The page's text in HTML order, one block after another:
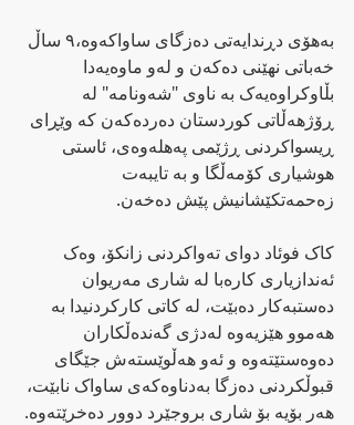
بەهۆی دڕندایەتی دەزگای ساواکەوە،٩ ساڵ
خەباتی نهێنی دەکەن و لەو ماوەیەدا
بڵاوکراوەیەک بە ناوی "شەونامە" لە
ڕۆژهەڵاتی کوردستان دەردەکەن کە وێڕای
ڕیسواکردنی ڕژێمی پەهلەوەی، ئاستی
هوشیاری کۆمەڵگا و بە تایبەت
زەحمەتکێشانیش پێش دەخەن.
کاک فوئاد دوای تەواکردنی زانکۆ، وەک
ئەندازیاری کارەبا لە شاری مەریوان
دەستبەکار دەبێت، لە کاتی کارکردنیدا بە
هەموو هێزیەوە لەدژی گەندەڵکاران
دەوەستێتەوە و ئەو هەڵوێستەش جێگای
قبوڵکردنی دەزگا بەدناوەکەی ساواک نابێت،
هەر بۆیە بۆ شاری بروجێرد دوور دەخرێتەوە.